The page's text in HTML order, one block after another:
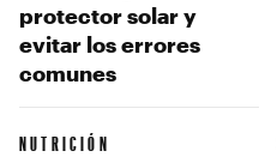
protector solar y
evitar los errores
comunes
NUTRICIÓN